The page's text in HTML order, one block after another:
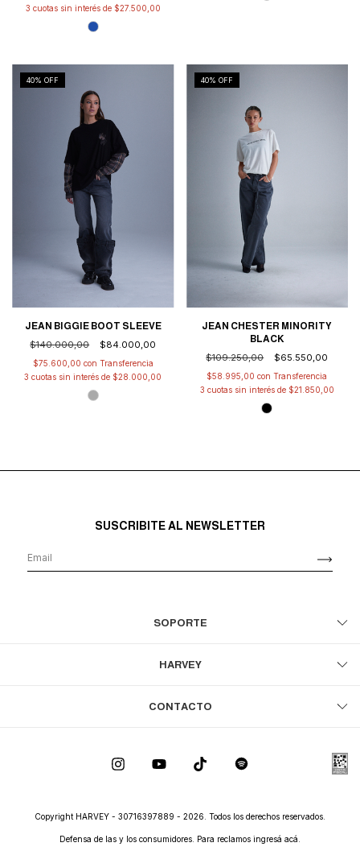
3 cuotas sin interés de $27.500,00
40% OFF
JEAN BIGGIE BOOT SLEEVE
$140.000,00
$84.000,00
$75.600,00 con
3 cuotas sin interés de $28.000,00
40% OFF
JEAN CHESTER MINORITY
BLACK
$109.250,00
$65.550,00
$58.995,00con
3 cuotas sin interés de $21.850,00
SUSCRIBITE AL NEWSLETTER
SOPORTE
HARVEY
CONTACTO
Copyright HARVEY - 30716397889 - 2026. Todos los derechos reservados.
Defensa de las y los consumidores. Para reclamos ingresá acá.